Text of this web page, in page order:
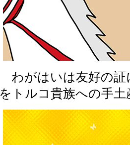
わがはいは友好の証
をトルコ貴族への手